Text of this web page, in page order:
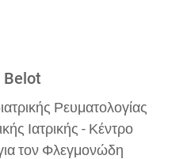
Belot
Ρευματολογίας
Ιατρικής - Κέντρο
τον Φλεγμονώδη